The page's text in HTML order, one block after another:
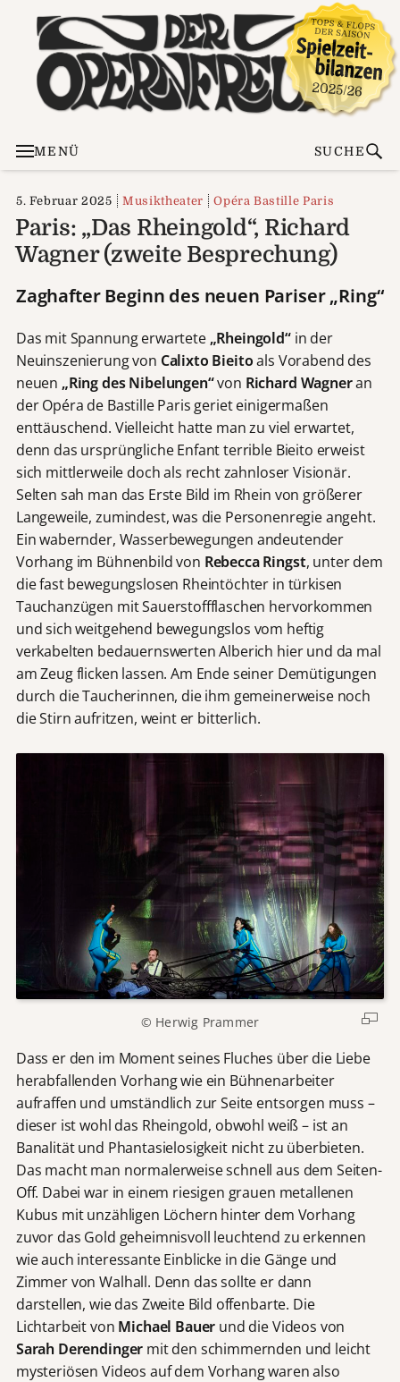
MENÜ SUCHE
5. Februar 2025 Musiktheater Opéra Bastille Paris
Paris: „Das Rheingold“, Richard
Wagner (zweite Besprechung)
Zaghafter Beginn des neuen Pariser „Ring“
Das mit Spannung erwartete „Rheingold“in der
Neuinszenierung von Calixto Bieitoals Vorabend des
neuen „Ring des Nibelungen“von Richard Wagneran
der Opéra de Bastille Paris geriet einigermaßen
enttäuschend. Vielleicht hatte man zu viel erwartet,
denn das ursprüngliche Enfant terrible Bieito erweist
sich mittlerweile doch als recht zahnloser Visionär.
Selten sah man das Erste Bild im Rhein von größerer
Langeweile, zumindest, was die Personenregie angeht.
Ein wabernder, Wasserbewegungen andeutender
Vorhang im Bühnenbild von Rebecca Ringst, unter dem
die fast bewegungslosen Rheintöchter in türkisen
Tauchanzügen mit Sauerstoffflaschen hervorkommen
und sich weitgehend bewegungslos vom heftig
verkabelten bedauernswerten Alberich hier und da mal
am Zeug flicken lassen. Am Ende seiner Demütigungen
durch die Taucherinnen, die ihm gemeinerweise noch
die Stirn aufritzen, weint er bitterlich.
© Herwig Prammer
Dass er den im Moment seines Fluches über die Liebe
herabfallenden Vorhang wie ein Bühnenarbeiter
aufraffen und umständlich zur Seite entsorgen muss –
dieser ist wohl das Rheingold, obwohl weiß – ist an
Banalität und Phantasielosigkeit nicht zu überbieten.
Das macht man normalerweise schnell aus dem Seiten-
Off. Dabei war in einem riesigen grauen metallenen
Kubus mit unzähligen Löchern hinter dem Vorhang
zuvor das Gold geheimnisvoll leuchtend zu erkennen
wie auch interessante Einblicke in die Gänge und
Zimmer von Walhall. Denn das sollte er dann
darstellen, wie das Zweite Bild offenbarte. Die
Lichtarbeit von Michael Bauer und die Videos von
Sarah Derendinger mit den schimmernden und leicht
mysteriösen Videos auf dem Vorhang waren also